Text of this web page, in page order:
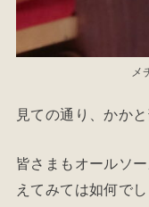
メ
見ての通り、かか
皆さまもオールソ
えてみては如何でし